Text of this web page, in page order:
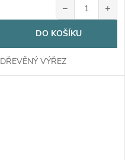
− +
DO KOŠÍKU
DŘEVĚNÝ VÝŘEZ